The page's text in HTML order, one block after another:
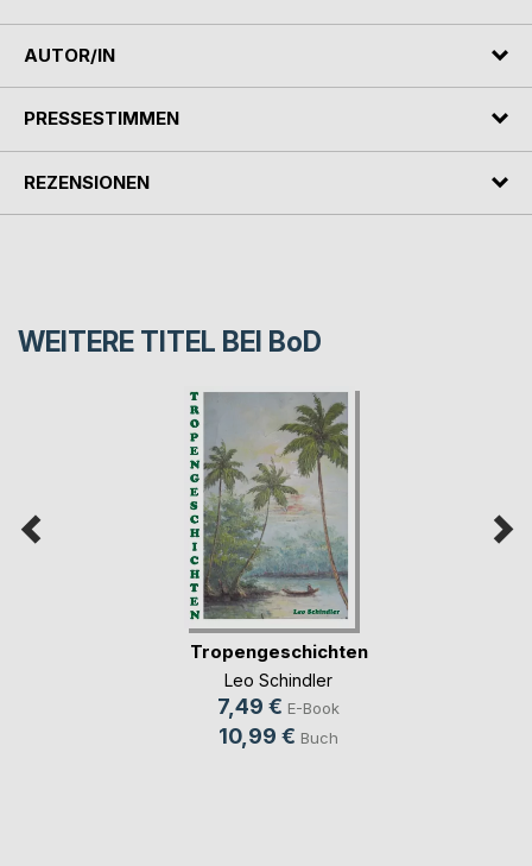
AUTOR/IN
PRESSESTIMMEN
REZENSIONEN
WEITERE TITEL BEI BoD
Tropengeschichten
Leo Schindler
7,49 € E-Book
10,99 € Buch